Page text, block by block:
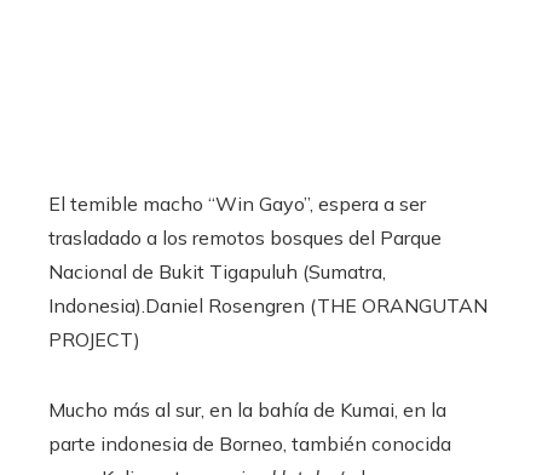
El temible macho “Win Gayo”, espera a ser
trasladado a los remotos bosques del Parque
Nacional de Bukit Tigapuluh (Sumatra,
Indonesia). Daniel Rosengren (THE ORANGUTAN
PROJECT)
Mucho más al sur, en la bahía de Kumai, en la
parte indonesia de Borneo, también conocida